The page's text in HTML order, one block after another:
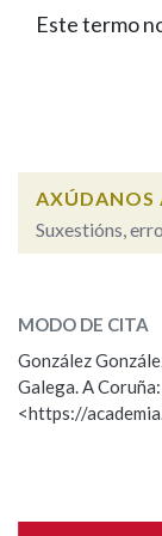
Facebook
TwitterYoutube
BUSCAR
Remata por
BUSCAR NO
Nas definicións
Este termo
AXÚDANOS
Suxestións,
Nome
MODO DE CITA
González
Galega. A
<https://